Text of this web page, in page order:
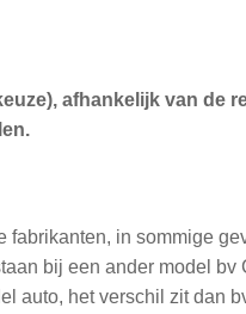
afhankelijk van de
fabrikanten, in sommige
bij een ander model bv
auto, het verschil zit dan